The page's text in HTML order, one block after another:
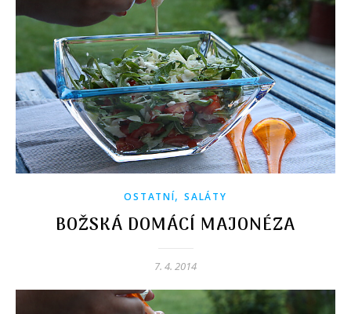
OSTATNÍ,SALÁTY
BOŽSKÁ DOMÁCÍ MAJONÉZA
7. 4. 2014